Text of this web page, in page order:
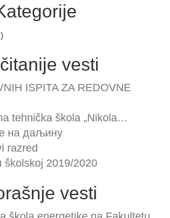
vesti
ISPITA ZA REDOVNE
tehnička škola „Nikola…
на даљину
razred
školskoj 2019/2020
vesti